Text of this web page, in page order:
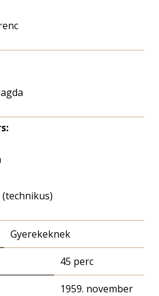
(technikus)
Gyerekeknek
45 perc
1959. november